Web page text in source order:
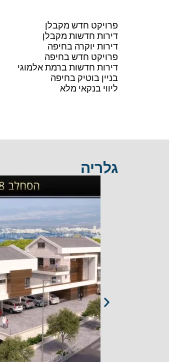
פרויקט חדש מקבלן
דירות חדשות מקבלן
דירות יוקרה בחיפה
פרויקט חדש בחיפה
דירות חדשות ברמת אלמוגי
בניין בוטיק בחיפה
ליווי בנקאי מלא
גלריה